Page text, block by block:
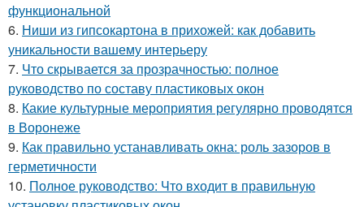
функциональной
6. Ниши из гипсокартона в прихожей: как добавить
уникальности вашему интерьеру
7. Что скрывается за прозрачностью: полное
руководство по составу пластиковых окон
8. Какие культурные мероприятия регулярно проводятся
в Воронеже
9. Как правильно устанавливать окна: роль зазоров в
герметичности
10. Полное руководство: Что входит в правильную